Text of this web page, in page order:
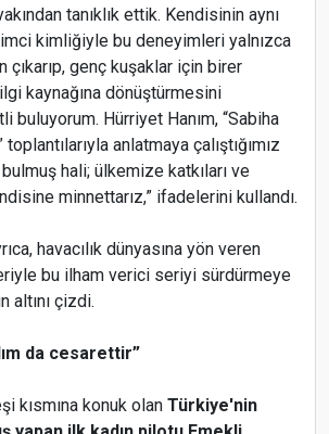
tanıklık ettik. Kendisinin aynı
kimliğiyle bu deneyimleri yalnızca
çıkarıp, genç kuşaklar için birer
kaynağına dönüştürmesini
buluyorum. Hürriyet Hanım, “Sabiha
anlatmaya çalıştığımız
bulmuş hali; ülkemize katkıları ve
minnettarız,” ifadelerini kullandı.
havacılık dünyasına yön veren
bu ilham verici seriyi sürdürmeye
altını çizdi.
da cesarettir”
kısmına konuk olan Türkiye'nin